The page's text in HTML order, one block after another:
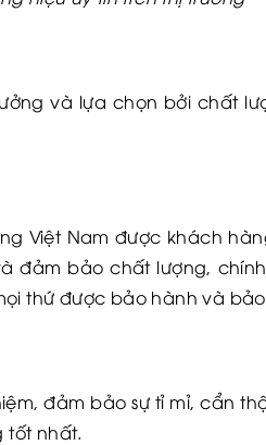
và lựa chọn bởi chất
Việt Nam được khách
đảm bảo chất lượng,
thứ được bảo hành và
đảm bảo sự tỉ mỉ, cẩn
tốt nhất.